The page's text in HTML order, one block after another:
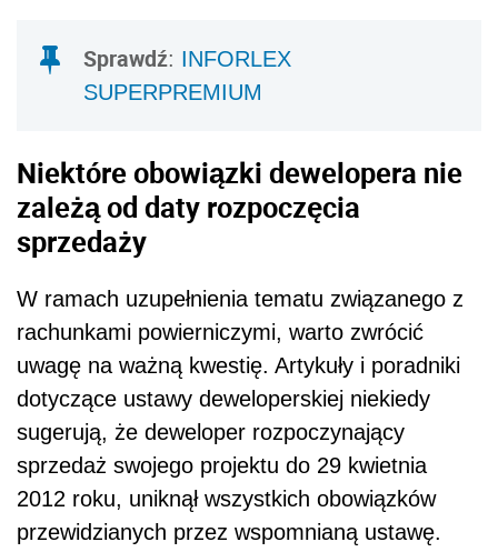
Sprawdź: INFORLEX
SUPERPREMIUM
Niektóre obowiązki dewelopera nie
zależą od daty rozpoczęcia
sprzedaży
W ramach uzupełnienia tematu związanego z
rachunkami powierniczymi, warto zwrócić
uwagę na ważną kwestię. Artykuły i poradniki
dotyczące ustawy deweloperskiej niekiedy
sugerują, że deweloper rozpoczynający
sprzedaż swojego projektu do 29 kwietnia
2012 roku, uniknął wszystkich obowiązków
przewidzianych przez wspomnianą ustawę.